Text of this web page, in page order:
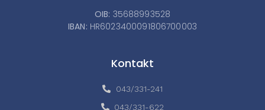
OIB: 35688993528
IBAN: HR6023400091806700003
Kontakt
043/331-241
043/331-622